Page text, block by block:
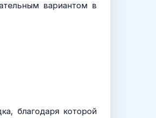
вариантом в
благодаря которой